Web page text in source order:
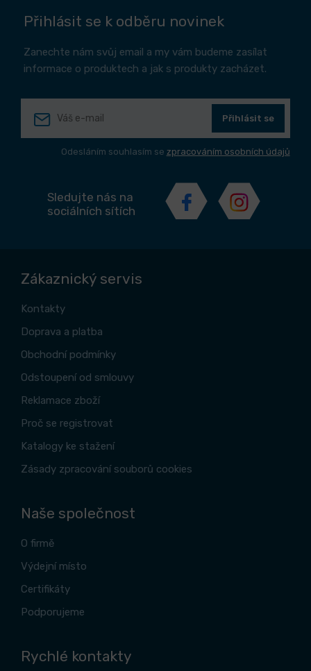
Přihlásit se k odběru novinek
Zanechte nám svůj email a my vám budeme zasílat
informace o produktech a jak s produkty zacházet.
Přihlásit se
Odesláním souhlasím se zpracováním osobních údajů
Sledujte nás na
sociálních sítích
Zákaznický servis
Kontakty
Doprava a platba
Obchodní podmínky
Odstoupení od smlouvy
Reklamace zboží
Proč se registrovat
Katalogy ke stažení
Zásady zpracování souborů cookies
Naše společnost
O firmě
Výdejní místo
Certifikáty
Podporujeme
Rychlé kontakty